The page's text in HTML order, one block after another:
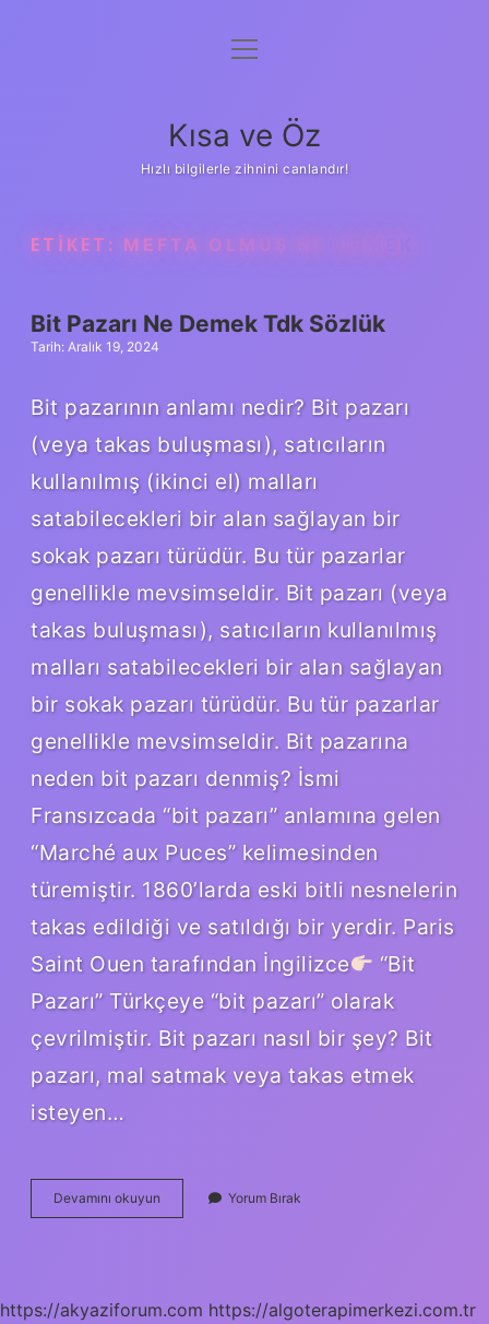
Anasayfa
Yasal Uyarı
menüyü
Kısa ve Öz
Hızlı bilgilerle zihnini canlandır!
ETIKET: MEFTA OLMUŞ NE DEMEK
Bit Pazarı Ne Demek Tdk Sözlük
Tarih: Aralık 19, 2024
Bit pazarının anlamı nedir? Bit pazarı
(veya takas buluşması), satıcıların
kullanılmış (ikinci el) malları
satabilecekleri bir alan sağlayan bir
sokak pazarı türüdür. Bu tür pazarlar
genellikle mevsimseldir. Bit pazarı (veya
takas buluşması), satıcıların kullanılmış
malları satabilecekleri bir alan sağlayan
bir sokak pazarı türüdür. Bu tür pazarlar
genellikle mevsimseldir. Bit pazarına
neden bit pazarı denmiş? İsmi
Fransızcada “bit pazarı” anlamına gelen
“Marché aux Puces” kelimesinden
türemiştir. 1860’larda eski bitli nesnelerin
takas edildiği ve satıldığı bir yerdir. Paris
Saint Ouen tarafından İngilizce
“Bit
Pazarı” Türkçeye “bit pazarı” olarak
çevrilmiştir. Bit pazarı nasıl bir şey? Bit
pazarı, mal satmak veya takas etmek
isteyen…
Devamını okuyun
Pazarı
Yorum Bırak
https://akyaziforum.com https://algoterapimerkezi.com.tr